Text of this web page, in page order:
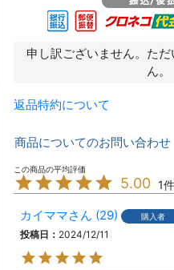
申し訳ございません。た
ん。
返品特約について
商品についてのお問い合わせ
5.00 1
カイママ 29 購入者
投稿日
2024/12/11